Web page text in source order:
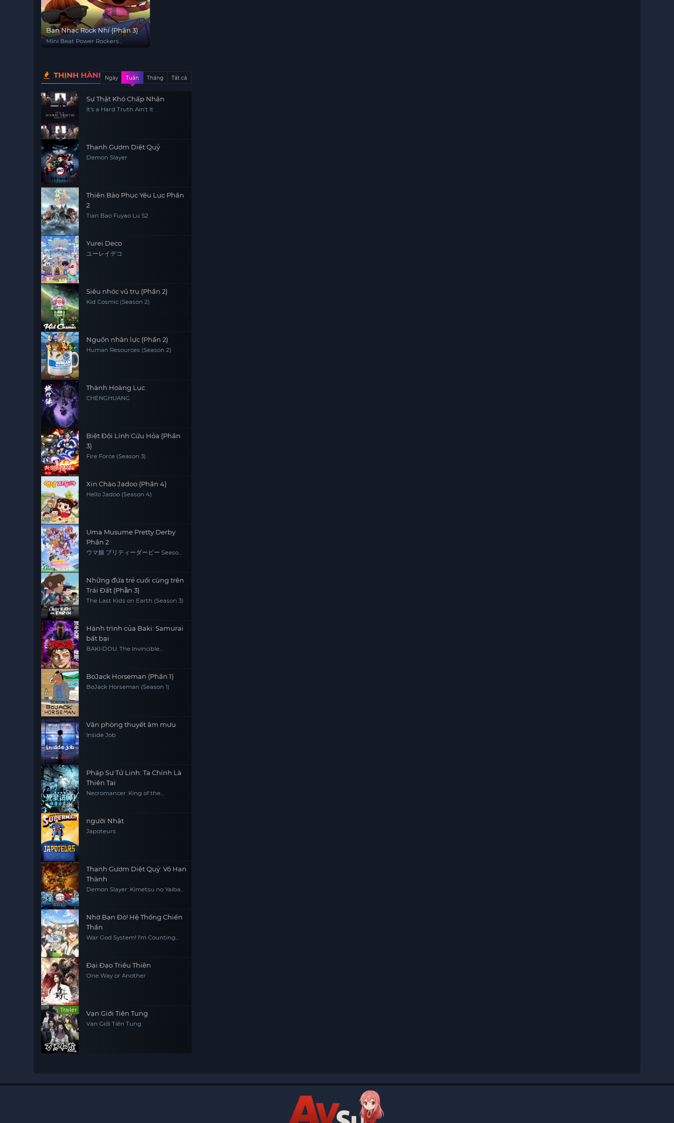
Ban Nhạc Rock Nhí (Phần 3)
Mini Beat Power Rockers
THỊNH HÀNHNgày Tuần Tháng Tất cả
Sự Thật Khó Chấp Nhận
It's a Hard Truth Ain't It
Thanh Gươm Diệt Quỷ
Demon Slayer
Thiên Bảo Phục Yêu Lục Phần
2
Tian Bao Fuyao Lu S2
Yurei Deco
ユーレイデコ
Siêu nhóc vũ trụ (Phần 2)
Kid Cosmic (Season 2)
Nguồn nhân lực (Phần 2)
Human Resources (Season 2)
Thành Hoàng Lục
CHENGHUANG
Biệt Đội Lính Cứu Hỏa (Phần
3)
Fire Force (Season 3)
Xin Chào Jadoo (Phần 4)
Hello Jadoo (Season 4)
Uma Musume Pretty Derby
Phần 2
ウマ娘 プリティーダービー Season
Những đứa trẻ cuối cùng trên
Trái Đất (Phần 3)
The Last Kids on Earth (Season 3)
Hành trình của Baki: Samurai
bất bại
BAKI-DOU: The Invincible
BoJack Horseman (Phần 1)
BoJack Horseman (Season 1)
Văn phòng thuyết âm mưu
Inside Job
Pháp Sư Tử Linh: Ta Chính Là
Thiên Tai
Necromancer: King of the
người Nhật
Japoteurs
Thanh Gươm Diệt Quỷ: Vô Hạn
Thành
Demon Slayer: Kimetsu no Yaiba
Nhờ Bạn Đó! Hệ Thống Chiến
Thần
War God System! I’m Counting
Đại Đạo Triều Thiên
One Way or Another
Trailer Vạn Giới Tiên Tung
Vạn Giới Tiên Tung